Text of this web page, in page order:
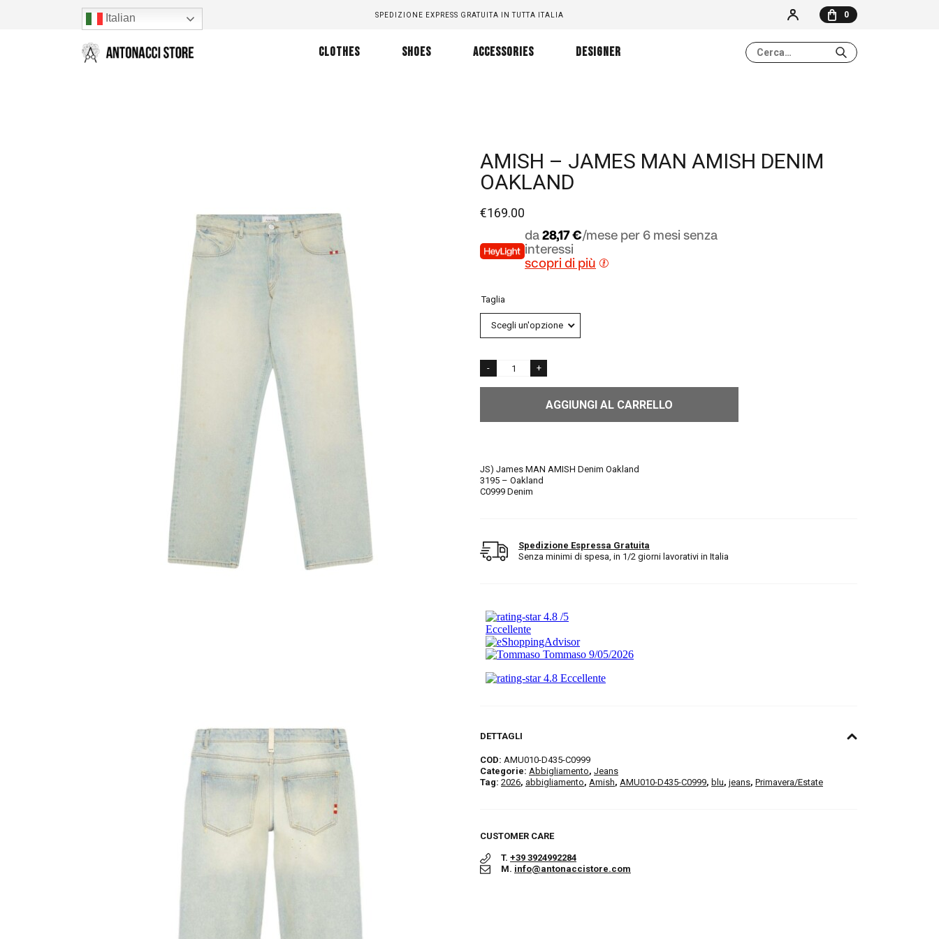
Italian SPEDIZIONE EXPRESS GRATUITA IN TUTTA ITALIA 0
NESSUN ELEMENTO NEL CARRELLO
CLOTHES SHOES ACCESSORIES DESIGNER
AMISH – JAMES MAN AMISH DENIM
OAKLAND
€169.00
da 28,17 €/mese per 6 mesi senza
interessi
scopri di più
Taglia
AGGIUNGI AL CARRELLO
JS) James MAN AMISH Denim Oakland
3195 – Oakland
C0999 Denim
Spedizione Espressa Gratuita
Senza minimi di spesa, in 1/2 giorni lavorativi in Italia
DETTAGLI
COD: AMU010-D435-C0999
Categorie: Abbigliamento, Jeans
Tag: 2026, abbigliamento, Amish, AMU010-D435-C0999, blu, jeans, Primavera/Estate
CUSTOMER CARE
T. +39 3924992284
M. info@antonaccistore.com